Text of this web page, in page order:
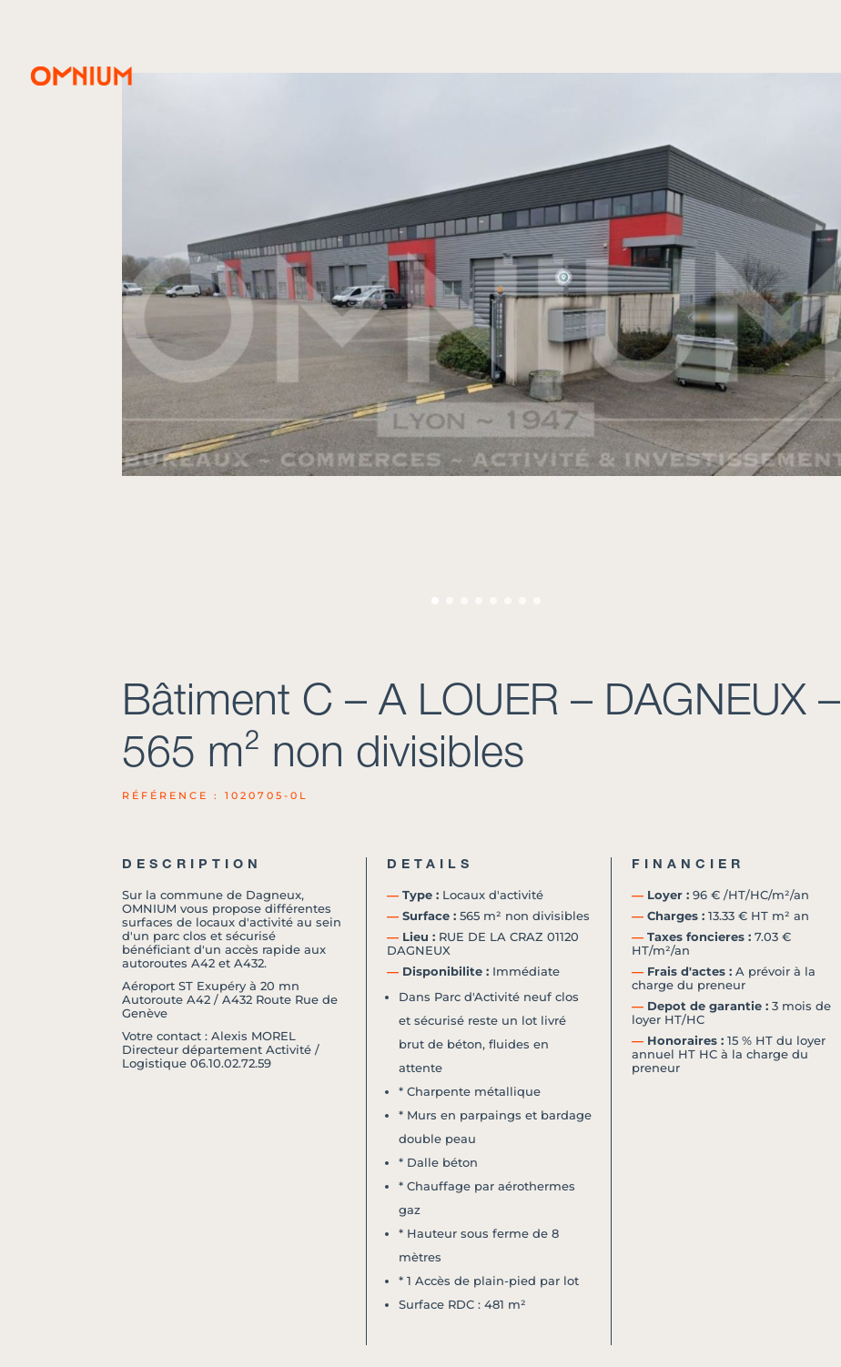
Bâtiment C – A LOUER – DAGNEUX –
565 m² non divisibles
RÉFÉRENCE : 1020705-0L
DESCRIPTION
Sur la commune de Dagneux,
OMNIUM vous propose différentes
surfaces de locaux d'activité au sein
d'un parc clos et sécurisé
bénéficiant d'un accès rapide aux
autoroutes A42 et A432.
Aéroport ST Exupéry à 20 mn
Autoroute A42 / A432 Route Rue de
Genève
Votre contact : Alexis MOREL
Directeur département Activité /
Logistique 06.10.02.72.59
DETAILS
―Type :Locaux d'activité
―Surface :565 m² non divisibles
―Lieu :RUE DE LA CRAZ 01120
DAGNEUX
―Disponibilite :Immédiate
Dans Parc d'Activité neuf clos
et sécurisé reste un lot livré
brut de béton, fluides en
attente
* Charpente métallique
* Murs en parpaings et bardage
double peau
* Dalle béton
* Chauffage par aérothermes
gaz
* Hauteur sous ferme de 8
mètres
* 1 Accès de plain-pied par lot
Surface RDC : 481 m²
FINANCIER
―Loyer :96 € /HT/HC/m²/an
―Charges :13.33 € HT m² an
―Taxes foncieres :7.03 €
HT/m²/an
―Frais d'actes :A prévoir à la
charge du preneur
―Depot de garantie :3 mois de
loyer HT/HC
―Honoraires :15 % HT du loyer
annuel HT HC à la charge du
preneur